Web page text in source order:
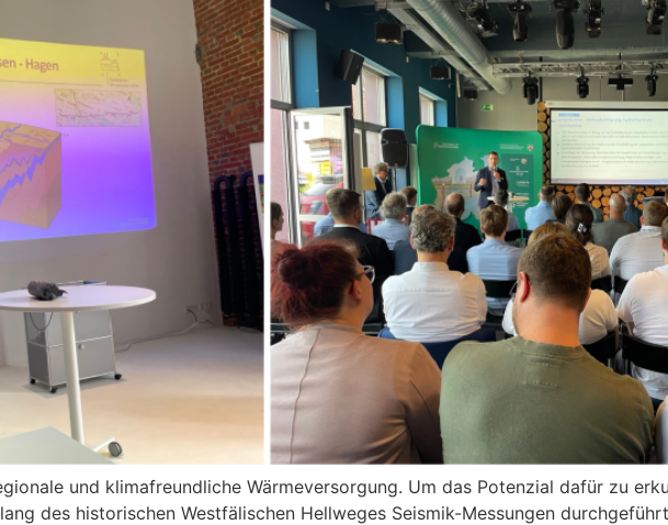
und klimafreundliche Wärmeversorgung. Um das Potenzial dafür zu
des historischen Westfälischen Hellweges Seismik-Messungen